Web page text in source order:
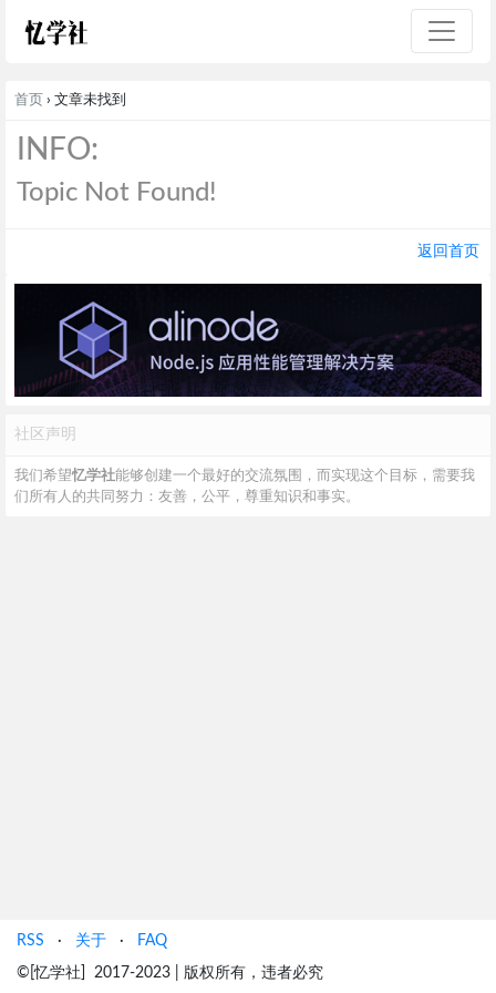
首页 › 文章未找到
INFO:
Topic Not Found!
返回首页
社区声明
我们希望忆学社能够创建一个最好的交流氛围，而实现这个目标，需要我
们所有人的共同努力：友善，公平，尊重知识和事实。
RSS · 关于 ·
FAQ
©[忆学社] 2017-2023 | 版权所有，违者必究